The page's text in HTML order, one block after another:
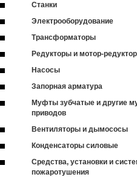
Станки
Электрооборудование
Трансформаторы
Редукторы и мотор-
Насосы
Запорная арматура
Муфты зубчатые и другие
приводов
Вентиляторы и дымососы
Конденсаторы силовые
Средства, установки и
пожаротушения